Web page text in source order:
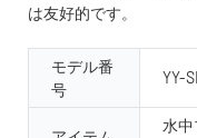
は友好的です。
モデル番
号
YY-
水中